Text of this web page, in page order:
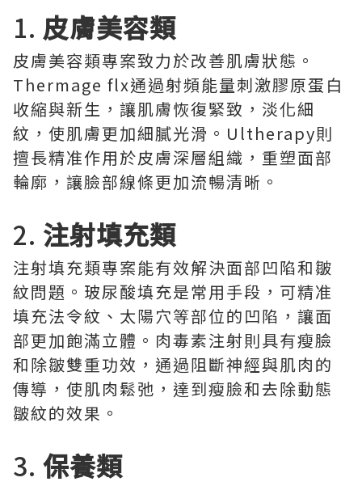
1. 皮膚美容類
皮膚美容類專案致力於改善肌膚狀態。
Thermage flx通過射頻能量刺激膠原蛋白
收縮與新生，讓肌膚恢復緊致，淡化細
紋，使肌膚更加細膩光滑。Ultherapy則
擅長精准作用於皮膚深層組織，重塑面部
輪廓，讓臉部線條更加流暢清晰。
2. 注射填充類
注射填充類專案能有效解決面部凹陷和皺
紋問題。玻尿酸填充是常用手段，可精准
填充法令紋、太陽穴等部位的凹陷，讓面
部更加飽滿立體。肉毒素注射則具有瘦臉
和除皺雙重功效，通過阻斷神經與肌肉的
傳導，使肌肉鬆弛，達到瘦臉和去除動態
皺紋的效果。
3. 保養類